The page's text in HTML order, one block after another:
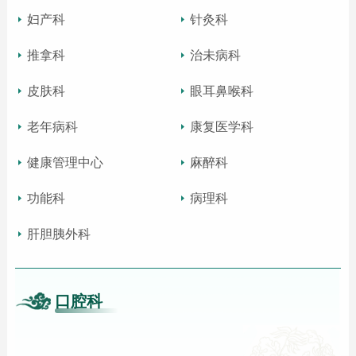
妇产科 针灸科
推拿科 治未病科
皮肤科 眼耳鼻喉科
老年病科 康复医学科
健康管理中心 麻醉科
功能科 病理科
肝胆胰外科
口腔科